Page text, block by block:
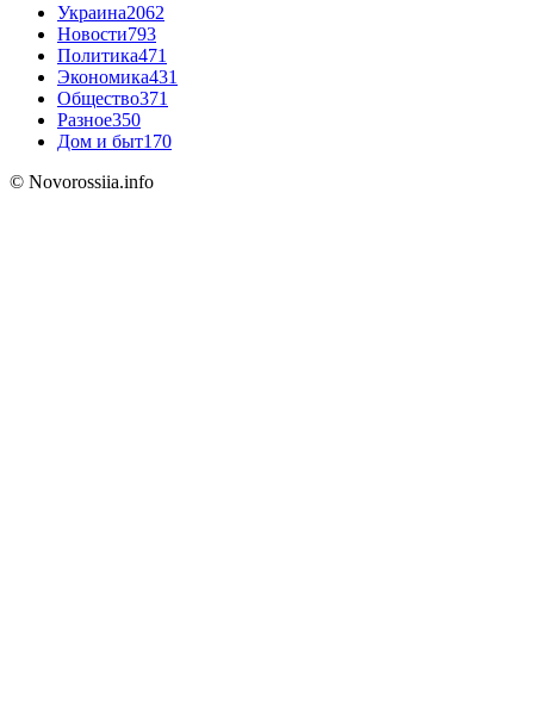
Украина2062
Новости793
Политика471
Экономика431
Общество371
Разное350
Дом и быт170
© Novorossiia.info